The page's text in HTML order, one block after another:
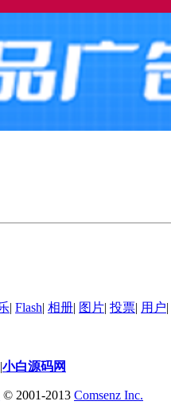
Flash 相册 图片 投票 用户
小白源码网
© 2001-2013 Comsenz Inc.